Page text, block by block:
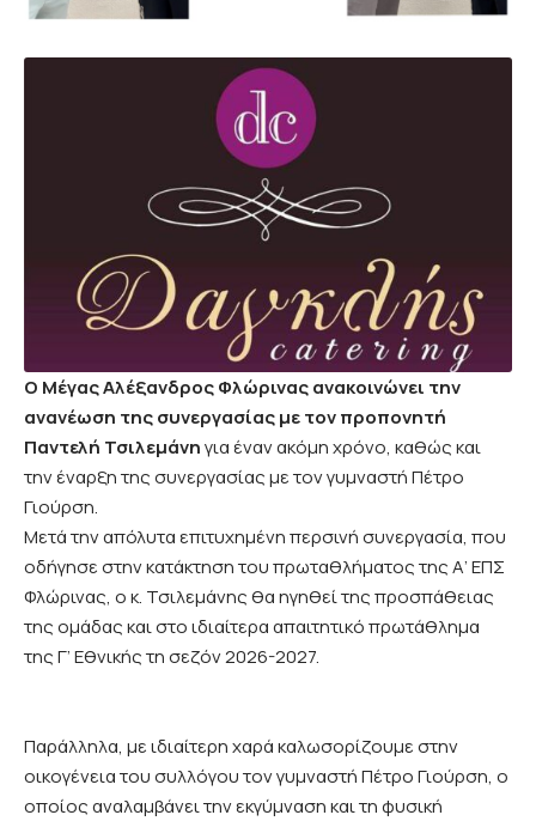
Ο Μέγας Αλέξανδρος Φλώρινας ανακοινώνει την
ανανέωση της συνεργασίας με τον προπονητή
Παντελή Τσιλεμάνηγια έναν ακόμη χρόνο, καθώς και
την έναρξη της συνεργασίας με τον γυμναστή Πέτρο
Γιούρση.
Μετά την απόλυτα επιτυχημένη περσινή συνεργασία, που
οδήγησε στην κατάκτηση του πρωταθλήματος της Α’ ΕΠΣ
Φλώρινας, ο κ. Τσιλεμάνης θα ηγηθεί της προσπάθειας
της ομάδας και στο ιδιαίτερα απαιτητικό πρωτάθλημα
της Γ’ Εθνικής τη σεζόν 2026-2027.
Παράλληλα, με ιδιαίτερη χαρά καλωσορίζουμε στην
οικογένεια του συλλόγου τον γυμναστή Πέτρο Γιούρση, ο
οποίος αναλαμβάνει την εκγύμναση και τη φυσική